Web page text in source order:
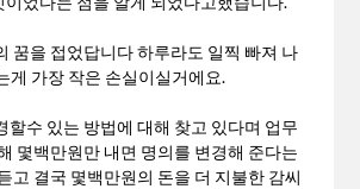
꿈을 접었답니다 하루라도 일찍 빠져 나
게 가장 작은 손실이실거에요.
할수 있는 방법에 대해 찾고 있다며 업무
몇백만원만 내면 명의를 변경해 준다는
고 결국 몇백만원의 돈을 더 지불한 감씨